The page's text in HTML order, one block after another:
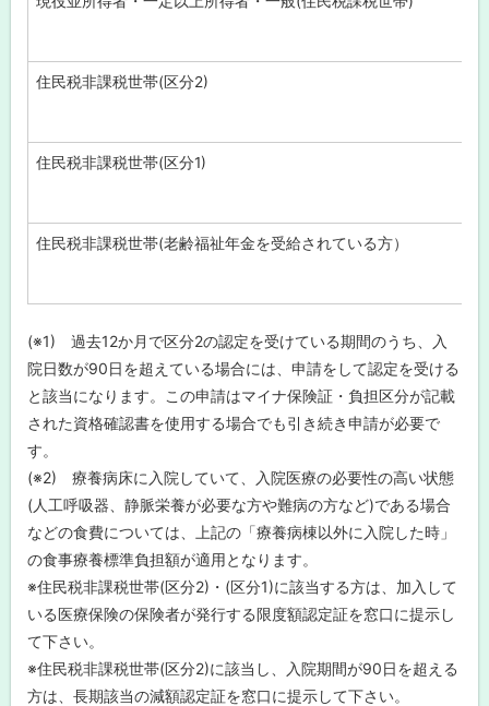
住民税非課税世帯(区分2)
住民税非課税世帯(区分1)
住民税非課税世帯(老齢福祉年金を受給されている方）
(※1) 過去12か月で区分2の認定を受けている期間のうち、入
院日数が90日を超えている場合には、申請をして認定を受ける
と該当になります。この申請はマイナ保険証・負担区分が記載
された資格確認書を使用する場合でも引き続き申請が必要で
す。
(※2) 療養病床に入院していて、入院医療の必要性の高い状態
(人工呼吸器、静脈栄養が必要な方や難病の方など)である場合
などの食費については、上記の「療養病棟以外に入院した時」
の食事療養標準負担額が適用となります。
※住民税非課税世帯(区分2)・(区分1)に該当する方は、加入して
いる医療保険の保険者が発行する限度額認定証を窓口に提示し
て下さい。
※住民税非課税世帯(区分2)に該当し、入院期間が90日を超える
方は、長期該当の減額認定証を窓口に提示して下さい。